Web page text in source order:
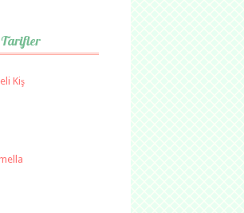
Tarifler
Kiş